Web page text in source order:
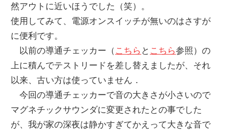
然アウトに近いほうでした（笑）。
使用してみて、電源オンスイッチが無いのはさすが
に便利です。
以前の導通チェッカー（こちら と こちら参照）の
上に積んでテストリードを差し替えましたが、それ
以来、古い方は使っていません．
今回の導通チェッカーで音の大きさが小さいので
マグネチックサウンダに変更されたとの事でした
が、我が家の深夜は静かすぎてかえって大きな音で